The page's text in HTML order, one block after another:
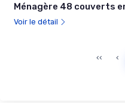
Ménagère 48 couverts
Voir le détail
‹‹ ‹